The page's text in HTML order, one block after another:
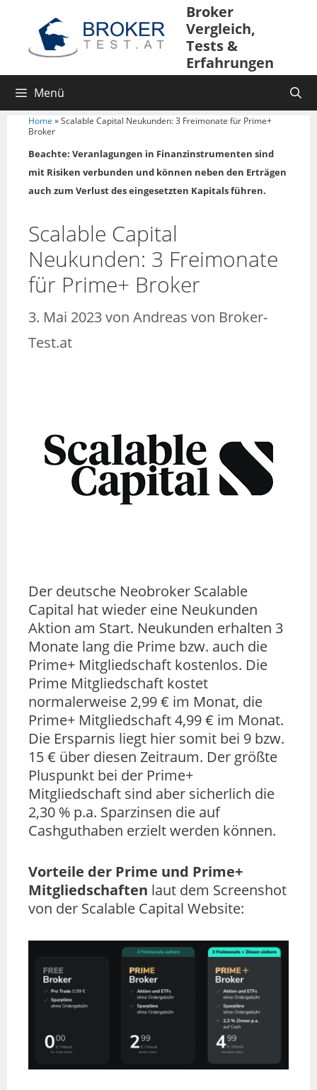
Broker
Vergleich,
Tests &
Erfahrungen
Menü
Home »Scalable Capital Neukunden: 3 Freimonate für Prime+
Broker
Beachte: Veranlagungen in Finanzinstrumenten sind
mit Risiken verbunden und können neben den Erträgen
auch zum Verlust des eingesetzten Kapitals führen.
Scalable Capital
Neukunden: 3 Freimonate
für Prime+ Broker
3. Mai 2023von Andreas von Broker-
Test.at
Der deutsche Neobroker Scalable
Capital hat wieder eine Neukunden
Aktion am Start. Neukunden erhalten 3
Monate lang die Prime bzw. auch die
Prime+ Mitgliedschaft kostenlos. Die
Prime Mitgliedschaft kostet
normalerweise 2,99 € im Monat, die
Prime+ Mitgliedschaft 4,99 € im Monat.
Die Ersparnis liegt hier somit bei 9 bzw.
15 € über diesen Zeitraum. Der größte
Pluspunkt bei der Prime+
Mitgliedschaft sind aber sicherlich die
2,30 % p.a. Sparzinsen die auf
Cashguthaben erzielt werden können.
Vorteile der Prime und Prime+
Mitgliedschaften laut dem Screenshot
von der Scalable Capital Website: